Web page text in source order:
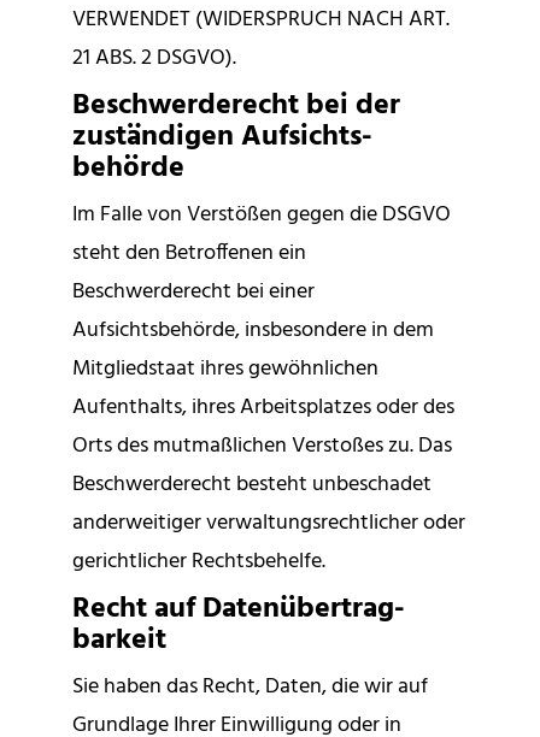
VERWENDET (WIDERSPRUCH NACH ART.
21 ABS. 2 DSGVO).
Beschwerde­recht bei der
zuständigen Aufsichts­
behörde
Im Falle von Verstößen gegen die DSGVO
steht den Betroffenen ein
Beschwerderecht bei einer
Aufsichtsbehörde, insbesondere in dem
Mitgliedstaat ihres gewöhnlichen
Aufenthalts, ihres Arbeitsplatzes oder des
Orts des mutmaßlichen Verstoßes zu. Das
Beschwerderecht besteht unbeschadet
anderweitiger verwaltungsrechtlicher oder
gerichtlicher Rechtsbehelfe.
Recht auf Daten­übertrag­
barkeit
Sie haben das Recht, Daten, die wir auf
Grundlage Ihrer Einwilligung oder in